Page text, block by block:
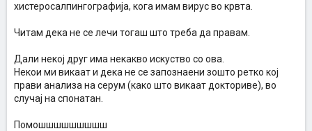
хистеросалпингографија, кога имам вирус во крвта.
Читам дека не се лечи тогаш што треба да правам.
Дали некој друг има некакво искуство со ова.
Некои ми викаат и дека не се запознаени зошто ретко кој
прави анализа на серум (како што викаат докториве), во
случај на спонатан.
Помошшшшшшшшш